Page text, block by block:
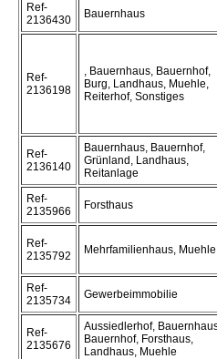
Ref-
2136430
Bauernhaus
Ref-
2136198
, Bauernhaus, Bauernhof,
Burg, Landhaus, Muehle,
Reiterhof, Sonstiges
Ref-
2136140
Bauernhaus, Bauernhof,
Grünland, Landhaus,
Reitanlage
Ref-
2135966
Forsthaus
Ref-
2135792
Mehrfamilienhaus, Muehle
Ref-
2135734
Gewerbeimmobilie
Ref-
2135676
Aussiedlerhof,
Bauernhof, Forsthaus,
Landhaus, Muehle